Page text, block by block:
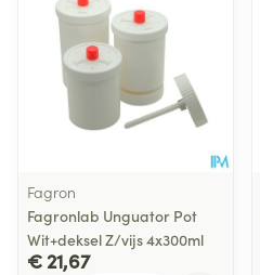
Fagron
Fagronlab Unguator Pot
Wit+deksel Z/vijs 4x300ml
€ 21,67